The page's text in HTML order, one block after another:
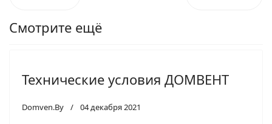
Смотрите ещё
Технические условия ДОМВЕНТ
Domven.By 04 декабря 2021